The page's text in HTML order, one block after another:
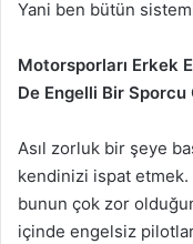
Yani ben bütün
Motorsporları Erkek
De Engelli Bir
Asıl zorluk bir şeye
kendinizi ispat
bunun çok zor
içinde engelsiz